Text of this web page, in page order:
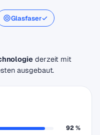
Glasfaser
derzeit mit
ausgebaut.
92 %